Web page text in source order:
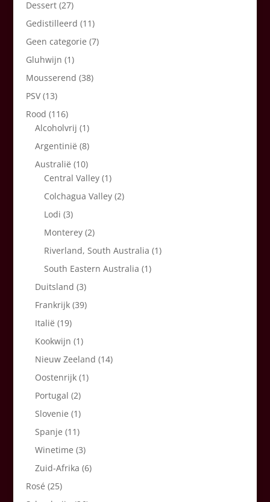
Dessert (27)
Gedistilleerd (11)
Geen categorie (7)
Gluhwijn (1)
Mousserend (38)
PSV (13)
Rood (116)
Alcoholvrij (1)
Argentinië (8)
Australië (10)
Central Valley (1)
Colchagua Valley (2)
Lodi (3)
Monterey (2)
Riverland, South Australia (1)
South Eastern Australia (1)
Duitsland (3)
Frankrijk (39)
Italië (19)
Kookwijn (1)
Nieuw Zeeland (14)
Oostenrijk (1)
Portugal (2)
Slovenie (1)
Spanje (11)
Winetime (3)
Zuid-Afrika (6)
Rosé (25)